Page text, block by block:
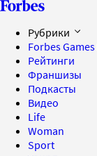
Рубрики
Forbes Games
Рейтинги
Франшизы
Подкасты
Видео
Life
Woman
Sport